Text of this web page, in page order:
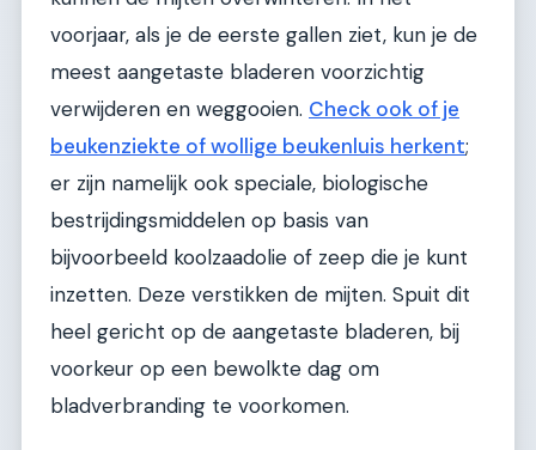
voorjaar, als je de eerste gallen ziet, kun je de
meest aangetaste bladeren voorzichtig
verwijderen en weggooien. Check ook of je
beukenziekte of wollige beukenluis herkent;
er zijn namelijk ook speciale, biologische
bestrijdingsmiddelen op basis van
bijvoorbeeld koolzaadolie of zeep die je kunt
inzetten. Deze verstikken de mijten. Spuit dit
heel gericht op de aangetaste bladeren, bij
voorkeur op een bewolkte dag om
bladverbranding te voorkomen.